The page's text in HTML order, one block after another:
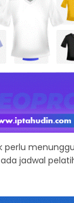
perlu
jadwal